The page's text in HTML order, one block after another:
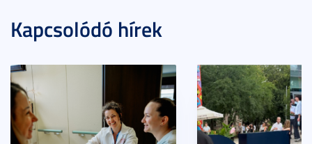
Kapcsolódó hírek